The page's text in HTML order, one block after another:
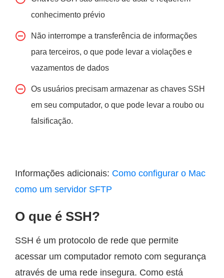
conhecimento prévio
Não interrompe a transferência de informações
para terceiros, o que pode levar a violações e
vazamentos de dados
Os usuários precisam armazenar as chaves SSH
em seu computador, o que pode levar a roubo ou
falsificação.
Informações adicionais: Como configurar o Mac
como um servidor SFTP
O que é SSH?
SSH é um protocolo de rede que permite
acessar um computador remoto com segurança
através de uma rede insegura. Como está